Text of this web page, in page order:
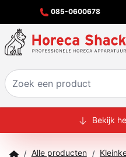
085-0600678
/ Alle producten /